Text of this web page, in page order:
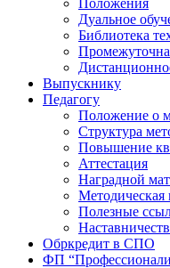
Дуальное
Библиотека
Выпускнику
Педагогу
Положение о
Структура
Повышение
Аттестация
Наградной
Методическая
Полезные
Обркредит в СПО
ФП